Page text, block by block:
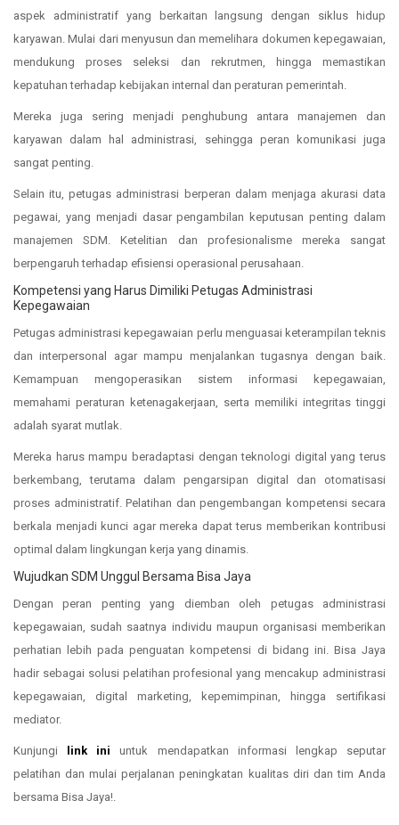
aspek administratif yang berkaitan langsung dengan siklus hidup
karyawan. Mulai dari menyusun dan memelihara dokumen kepegawaian,
mendukung proses seleksi dan rekrutmen, hingga memastikan
kepatuhan terhadap kebijakan internal dan peraturan pemerintah.
Mereka juga sering menjadi penghubung antara manajemen dan
karyawan dalam hal administrasi, sehingga peran komunikasi juga
sangat penting.
Selain itu, petugas administrasi berperan dalam menjaga akurasi data
pegawai, yang menjadi dasar pengambilan keputusan penting dalam
manajemen SDM. Ketelitian dan profesionalisme mereka sangat
berpengaruh terhadap efisiensi operasional perusahaan.
Kompetensi yang Harus Dimiliki Petugas Administrasi
Kepegawaian
Petugas administrasi kepegawaian perlu menguasai keterampilan teknis
dan interpersonal agar mampu menjalankan tugasnya dengan baik.
Kemampuan mengoperasikan sistem informasi kepegawaian,
memahami peraturan ketenagakerjaan, serta memiliki integritas tinggi
adalah syarat mutlak.
Mereka harus mampu beradaptasi dengan teknologi digital yang terus
berkembang, terutama dalam pengarsipan digital dan otomatisasi
proses administratif. Pelatihan dan pengembangan kompetensi secara
berkala menjadi kunci agar mereka dapat terus memberikan kontribusi
optimal dalam lingkungan kerja yang dinamis.
Wujudkan SDM Unggul Bersama Bisa Jaya
Dengan peran penting yang diemban oleh petugas administrasi
kepegawaian, sudah saatnya individu maupun organisasi memberikan
perhatian lebih pada penguatan kompetensi di bidang ini. Bisa Jaya
hadir sebagai solusi pelatihan profesional yang mencakup administrasi
kepegawaian, digital marketing, kepemimpinan, hingga sertifikasi
mediator.
Kunjungi link ini
untuk mendapatkan informasi lengkap seputar
pelatihan dan mulai perjalanan peningkatan kualitas diri dan tim Anda
bersama Bisa Jaya!.